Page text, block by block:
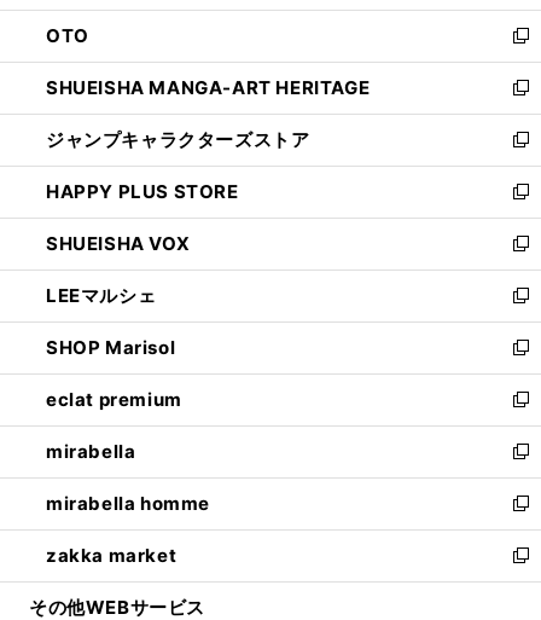
ウ
で
開
く
ン
ド
ウ
で
開
く
OTO
新
し
い
ウ
ィ
ン
ド
ウ
で
開
く
SHUEISHA MANGA-ART HERITAGE
新
し
い
ウ
ィ
ン
ド
ウ
で
開
く
ジャンプキャラクターズストア
新
し
い
ウ
ィ
ン
ド
ウ
で
開
く
HAPPY PLUS STORE
新
し
い
ウ
ィ
ン
ド
ウ
で
開
く
SHUEISHA VOX
新
し
い
ウ
ィ
ン
ド
ウ
で
開
く
LEEマルシェ
新
し
い
ウ
ィ
ン
ド
ウ
で
開
く
SHOP Marisol
新
し
い
ウ
ィ
ン
ド
ウ
で
開
eclat premium
新
し
い
ウ
ィ
ン
ド
ウ
mirabella
新
し
い
ウ
ィ
ン
mirabella homme
新
し
い
ウ
zakka market
新
し
その他WEBサービス